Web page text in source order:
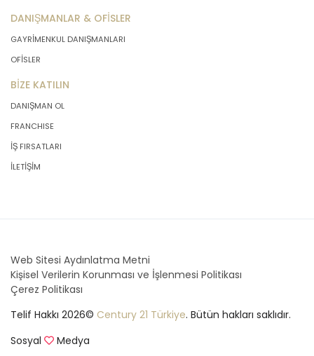
DANIŞMANLAR & OFİSLER
GAYRİMENKUL DANIŞMANLARI
OFİSLER
BİZE KATILIN
DANIŞMAN OL
FRANCHISE
İŞ FIRSATLARI
İLETİŞİM
Web Sitesi Aydınlatma Metni
Kişisel Verilerin Korunması ve İşlenmesi Politikası
Çerez Politikası
Telif Hakkı 2026© Century 21 Türkiye. Bütün hakları saklıdır.
Sosyal
Medya